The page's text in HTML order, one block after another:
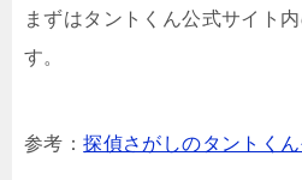
まずはタントくん公式サイト
す。
参考：探偵さがしのタントくん